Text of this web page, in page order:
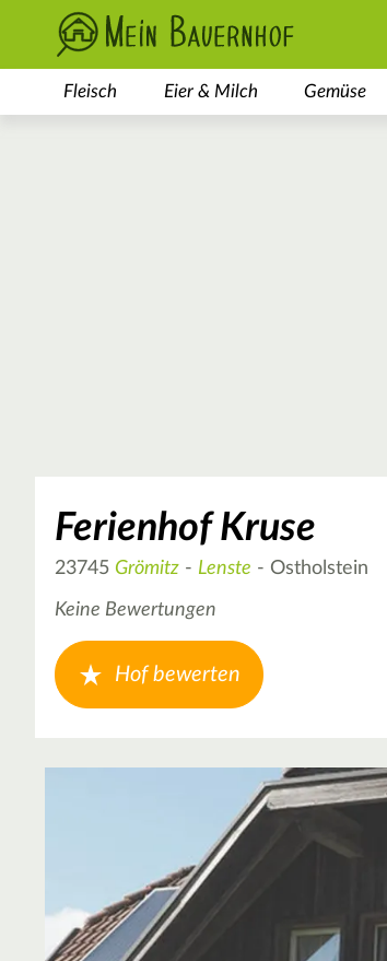
Fleisch Eier & Milch Gemüse
Ferienhof Kruse
23745 Grömitz - Lenste - Ostholstein
Keine Bewertungen
Hof bewerten